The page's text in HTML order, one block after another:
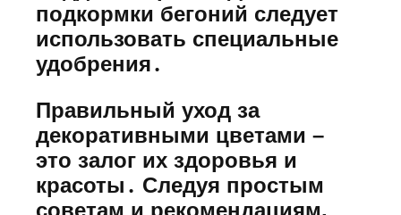
подкормки бегоний следует
использовать специальные
удобрения․
Правильный уход за
декоративными цветами –
это залог их здоровья и
красоты․ Следуя простым
советам и рекомендациям,